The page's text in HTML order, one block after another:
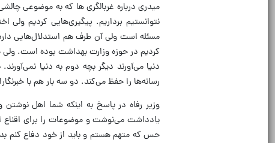
میدری درباره غربالگری ها که به موضوعی
نتوانستیم برداریم. پیگیری‌هایی کردیم
مسئله است ولی آن طرف هم استدلال‌هایی
کردیم در حوزه وزارت بهداشت بوده است. ولی
دنیا می‌آورند دیگر بچه دوم به دنیا
رسانه‌ها را حفظ می‌کند. دو سه بار هم با
وزیر رفاه در پاسخ به اینکه شما اهل نوشتن
یادداشت می‌نوشت و موضوعات را برای
حس که متهم هستم و باید از خود دفاع کنم